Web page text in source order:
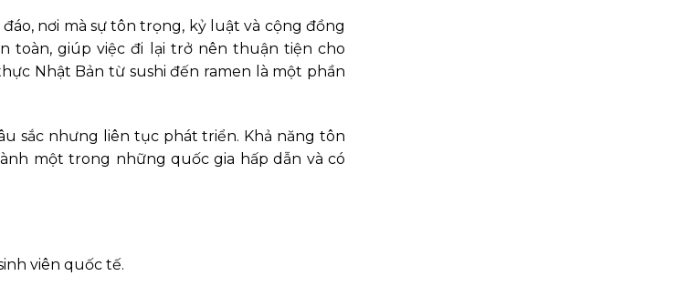
nơi mà sự tôn trọng, kỷ luật và cộng đồng
toàn, giúp việc đi lại trở nên thuận tiện cho
Nhật Bản từ sushi đến ramen là một phần
sắc nhưng liên tục phát triển. Khả năng tôn
một trong những quốc gia hấp dẫn và có
viên quốc tế.